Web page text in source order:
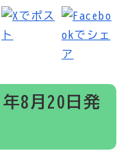
8月20日発